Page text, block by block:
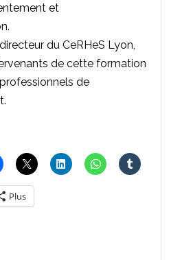
et
du CeRHeS Lyon,
de cette formation
de
Plus